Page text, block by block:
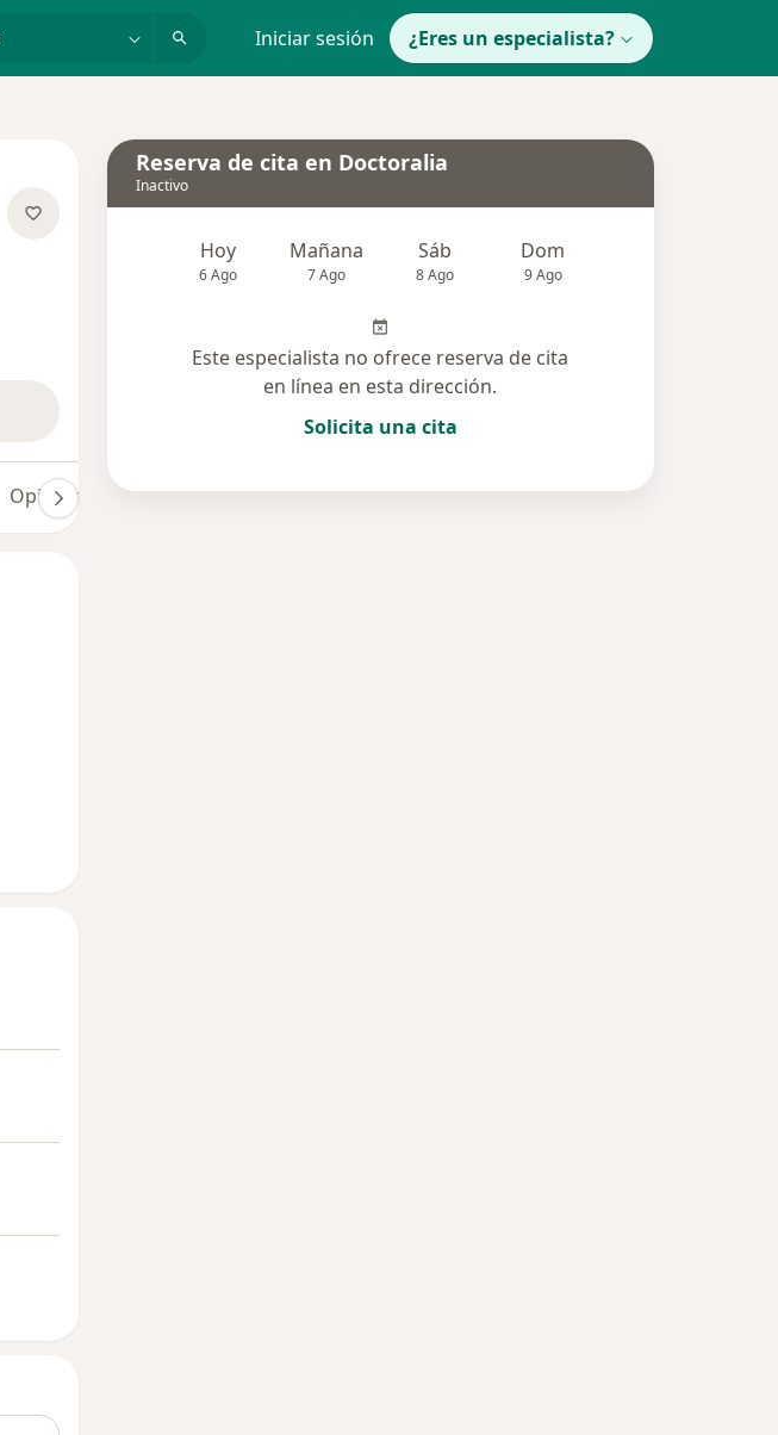
Iniciar sesión ¿Eres un especialista?
Opiniones (3)
Reserva de cita en Doctoralia
Inactivo
Hoy
6 Ago
Mañana
7 Ago
Sáb
8 Ago
Dom
9 Ago
Este especialista no ofrece reserva de cita
en línea en esta dirección.
Solicita una cita